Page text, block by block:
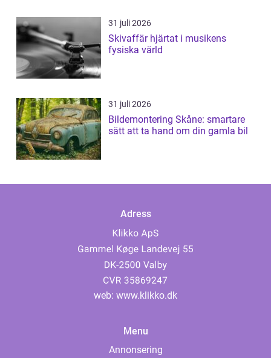
31 juli 2026
Skivaffär hjärtat i musikens
fysiska värld
31 juli 2026
Bildemontering Skåne: smartare
sätt att ta hand om din gamla bil
Adress
web: www.klikko.dk
Menu
Annonsering